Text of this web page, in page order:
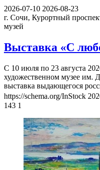
2026-07-10 2026-08-23
г. Сочи, Курортный
музей
Выставка «С
С 10 июля по 23 августа
художественном музее им.
выставка выдающегося
https://schema.org/InStock
143 1